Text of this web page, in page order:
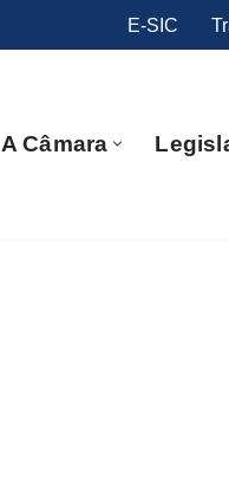
E-SIC
A Câmara